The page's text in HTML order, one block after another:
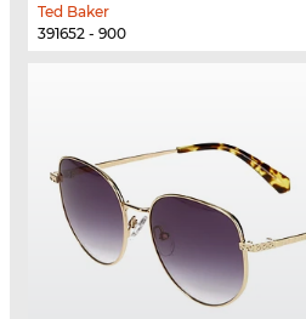
Ted Baker
391652 - 900